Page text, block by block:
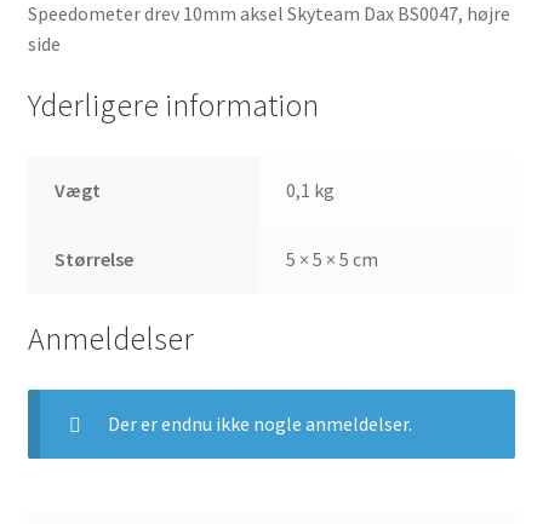
Speedometer drev 10mm aksel Skyteam Dax BS0047, højre
side
Yderligere information
Vægt 0,1 kg
Størrelse 5 × 5 × 5 cm
Anmeldelser
Der er endnu ikke nogle anmeldelser.